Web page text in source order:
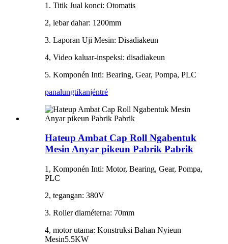
1. Titik Jual konci: Otomatis
2, lebar dahar: 1200mm
3. Laporan Uji Mesin: Disadiakeun
4, Video kaluar-inspeksi: disadiakeun
5. Komponén Inti: Bearing, Gear, Pompa, PLC
panalungtikanjéntré
Hateup Ambat Cap Roll Ngabentuk
Mesin Anyar pikeun Pabrik Pabrik
1, Komponén Inti: Motor, Bearing, Gear, Pompa,
PLC
2, tegangan: 380V
3. Roller diaméterna: 70mm
4, motor utama: Konstruksi Bahan Nyieun
Mesin5.5KW